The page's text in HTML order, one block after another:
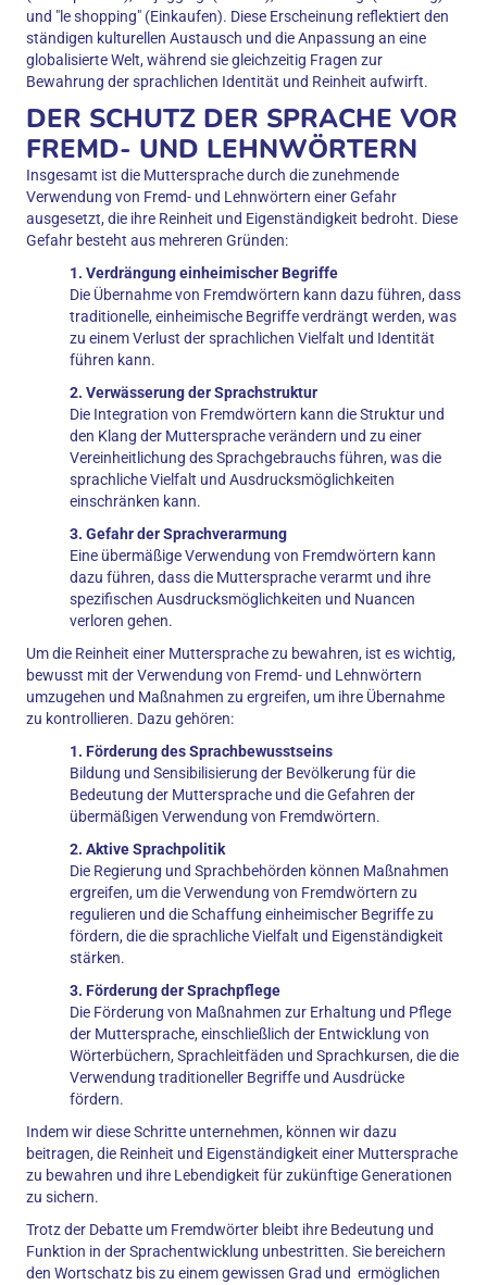
und "le shopping" (Einkaufen). Diese Erscheinung reflektiert den
ständigen kulturellen Austausch und die Anpassung an eine
globalisierte Welt, während sie gleichzeitig Fragen zur
Bewahrung der sprachlichen Identität und Reinheit aufwirft.
DER SCHUTZ DER SPRACHE VOR
FREMD- UND LEHNWÖRTERN
Insgesamt ist die Muttersprache durch die zunehmende
Verwendung von Fremd- und Lehnwörtern einer Gefahr
ausgesetzt, die ihre Reinheit und Eigenständigkeit bedroht. Diese
Gefahr besteht aus mehreren Gründen:
1. Verdrängung einheimischer Begriffe
Die Übernahme von Fremdwörtern kann dazu führen, dass
traditionelle, einheimische Begriffe verdrängt werden, was
zu einem Verlust der sprachlichen Vielfalt und Identität
führen kann.
2. Verwässerung der Sprachstruktur
Die Integration von Fremdwörtern kann die Struktur und
den Klang der Muttersprache verändern und zu einer
Vereinheitlichung des Sprachgebrauchs führen, was die
sprachliche Vielfalt und Ausdrucksmöglichkeiten
einschränken kann.
3. Gefahr der Sprachverarmung
Eine übermäßige Verwendung von Fremdwörtern kann
dazu führen, dass die Muttersprache verarmt und ihre
spezifischen Ausdrucksmöglichkeiten und Nuancen
verloren gehen.
Um die Reinheit einer Muttersprache zu bewahren, ist es wichtig,
bewusst mit der Verwendung von Fremd- und Lehnwörtern
umzugehen und Maßnahmen zu ergreifen, um ihre Übernahme
zu kontrollieren. Dazu gehören:
1. Förderung des Sprachbewusstseins
Bildung und Sensibilisierung der Bevölkerung für die
Bedeutung der Muttersprache und die Gefahren der
übermäßigen Verwendung von Fremdwörtern.
2. Aktive Sprachpolitik
Die Regierung und Sprachbehörden können Maßnahmen
ergreifen, um die Verwendung von Fremdwörtern zu
regulieren und die Schaffung einheimischer Begriffe zu
fördern, die die sprachliche Vielfalt und Eigenständigkeit
stärken.
3. Förderung der Sprachpflege
Die Förderung von Maßnahmen zur Erhaltung und Pflege
der Muttersprache, einschließlich der Entwicklung von
Wörterbüchern, Sprachleitfäden und Sprachkursen, die die
Verwendung traditioneller Begriffe und Ausdrücke
fördern.
Indem wir diese Schritte unternehmen, können wir dazu
beitragen, die Reinheit und Eigenständigkeit einer Muttersprache
zu bewahren und ihre Lebendigkeit für zukünftige Generationen
zu sichern.
Trotz der Debatte um Fremdwörter bleibt ihre Bedeutung und
Funktion in der Sprachentwicklung unbestritten. Sie bereichern
den Wortschatz bis zu einem gewissen Grad und ermöglichen